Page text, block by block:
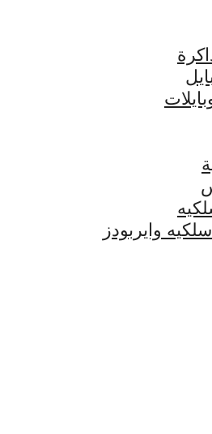
وايربودز